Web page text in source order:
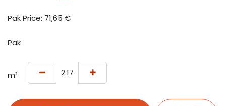
Pak Price: 71,65 €
Pak
m²